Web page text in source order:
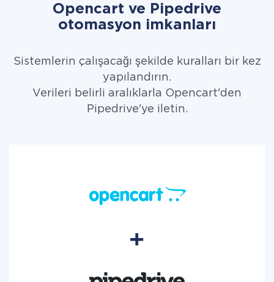
Opencart ve Pipedrive
otomasyon imkanları
Sistemlerin çalışacağı şekilde kuralları bir kez
yapılandırın.
Verileri belirli aralıklarla Opencart'den
Pipedrive'ye iletin.